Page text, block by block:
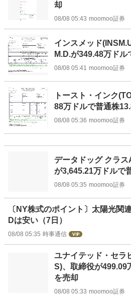
却
08/08 05:43 moomoo証券
インスメッド
M.D.が349.48万ド
08/08 05:41 moomoo証券
トースト・インク
88万ドルで普通株
08/08 05:36 moomoo証券
データドッグ クラ
が3,645.21万ドルで
08/08 05:35 moomoo証券
〔NY株式のポイント〕太陽光関
Dは安い（7日）
08/08 05:35 時事通信
ユナイテッド・セラ
S)、取締役が499.09
を売却
08/08 05:33 moomoo証券